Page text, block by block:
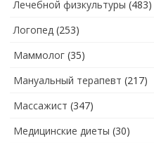
Лечебной физкультуры (483)
Логопед (253)
Маммолог (35)
Мануальный терапевт (217)
Массажист (347)
Медицинские диеты (30)